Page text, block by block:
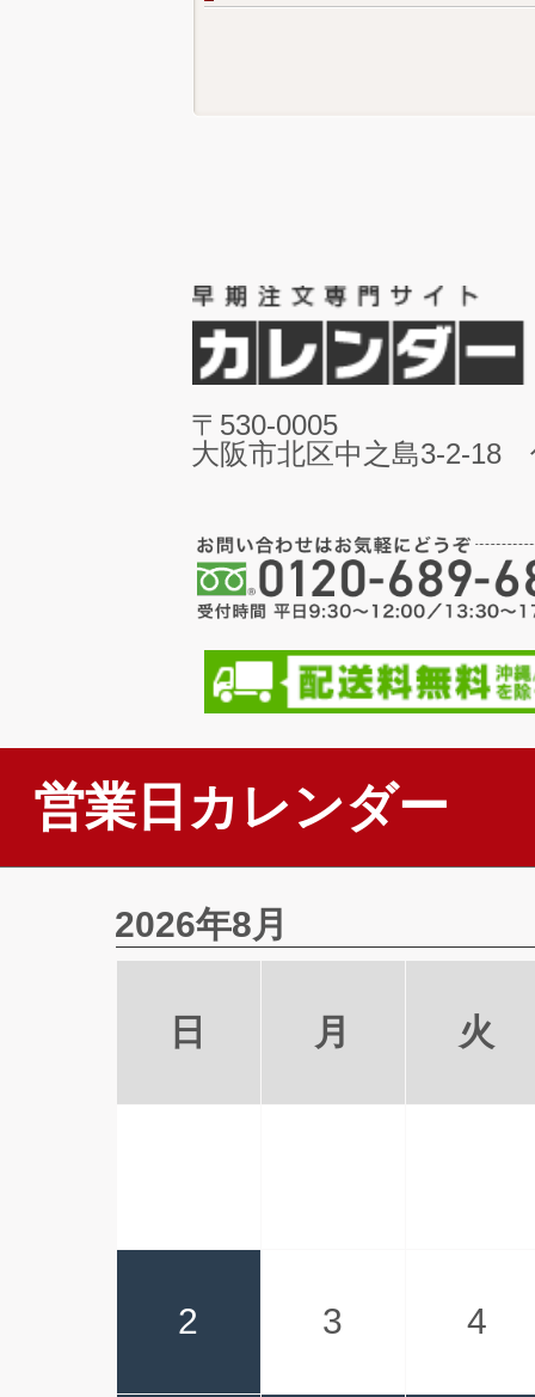
〒530-0005
大阪市北区中之島3-2-18
営業日カレンダー
2026年8月
日 月 火
2 3 4